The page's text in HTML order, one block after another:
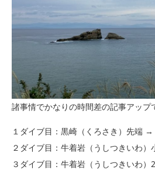
諸事情でかなりの時間差の記事アップ
１ダイブ目：黒崎（くろさき）先端 →
２ダイブ目：牛着岩（うしつきいわ）
３ダイブ目：牛着岩（うしつきいわ